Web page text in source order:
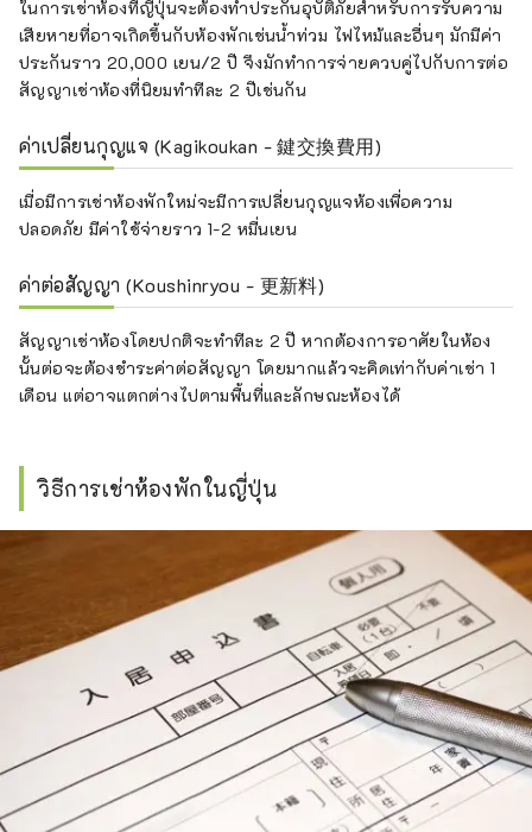
ในการเช่าห้องที่ญี่ปุ่นจะต้องทำประกันอุบัติภัยสำหรับการรับความ
เสียหายที่อาจเกิดขึ้นกับห้องพักเช่นน้ำท่วม ไฟไหม้และอื่นๆ มักมีค่า
ประกันราว 20,000 เยน/2 ปี จึงมักทำการจ่ายควบคู่ไปกับการต่อ
สัญญาเช่าห้องที่นิยมทำทีละ 2 ปีเช่นกัน
ค่าเปลี่ยนกุญแจ (Kagikoukan - 鍵交換費用)
เมื่อมีการเช่าห้องพักใหม่จะมีการเปลี่ยนกุญแจห้องเพื่อความ
ปลอดภัย มีค่าใช้จ่ายราว 1-2 หมื่นเยน
ค่าต่อสัญญา (Koushinryou - 更新料)
สัญญาเช่าห้องโดยปกติจะทำทีละ 2 ปี หากต้องการอาศัยในห้อง
นั้นต่อจะต้องชำระค่าต่อสัญญา โดยมากแล้วจะคิดเท่ากับค่าเช่า 1
เดือน แต่อาจแตกต่างไปตามพื้นที่และลักษณะห้องได้
วิธีการเช่าห้องพักในญี่ปุ่น